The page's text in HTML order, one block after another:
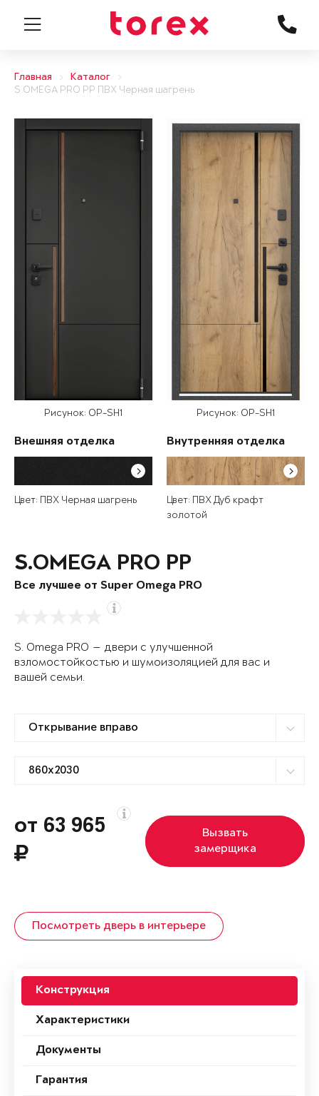
Главная
Каталог
S.OMEGA PRO PP ПВХ Черная шагрень
Рисунок: OP-SH1
Внешняя отделка
Цвет: ПВХ Черная шагрень
Рисунок: OP-SH1
Внутренняя отделка
Цвет: ПВХ Дуб крафт
золотой
S.OMEGA PRO PP
Все лучшее от Super Omega PRO
S. Omega PRO — двери с улучшенной
взломостойкостью и шумоизоляцией для вас и
вашей семьи.
от 63 965
Вызвать
замерщика
Посмотреть дверь в интерьере
Конструкция
Характеристики
Документы
Гарантия